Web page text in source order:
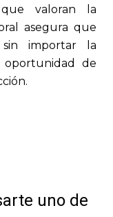
valoran la
asegura que
importar la
oportunidad de
uno de